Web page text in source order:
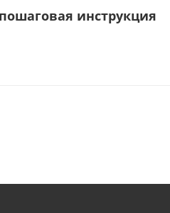
инструкция